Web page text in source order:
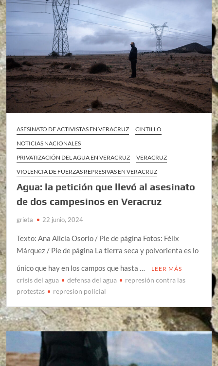
ASESINATO DE ACTIVISTAS EN VERACRUZ
CINTILLO
NOTICIAS NACIONALES
PRIVATIZACIÓN DEL AGUA EN VERACRUZ
VERACRUZ
VIOLENCIA DE FUERZAS REPRESIVAS EN VERACRUZ
Agua: la petición que llevó al asesinato
de dos campesinos en Veracruz
grieta 22 junio, 2024
Texto: Ana Alicia Osorio / Pie de página Fotos: Félix
Márquez / Pie de página La tierra seca y polvorienta es lo
único que hay en los campos que hasta …
LEER MÁS
crisis del agua defensa del agua
represión contra las
protestas
represion policial